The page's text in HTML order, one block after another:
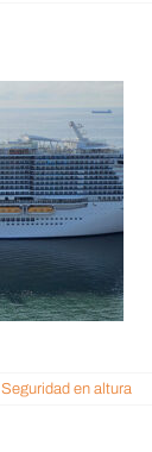
Seguridad en altura